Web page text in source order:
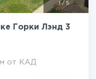
1/ 5
Горки Лэнд 3
от КАД